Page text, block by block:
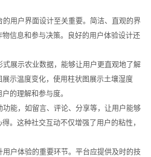
用户界面设计至关重要。简洁、直观的界
信息和参与决策。良好的用户体验设计还
展示农业数据，能够让用户更直观地了解
示温度变化，使用柱状图展示土壤湿度
的理解和参与度。
能，如留言、评论、分享等，让用户能够
。这种社交互动不仅增强了用户的粘性，
户体验的重要环节。平台应提供及时的技